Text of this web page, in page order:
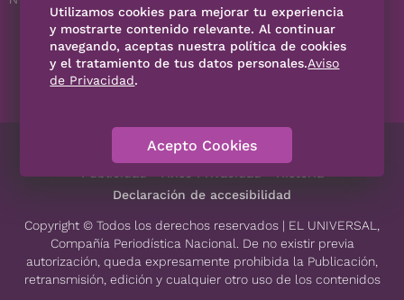
SÍGUENOS
Contáctanos Código de Ética
Declaración de accesibilidad
Copyright © Todos los derechos reservados | EL UNIVERSAL,
Compañía Periodística Nacional. De no existir previa
autorización, queda expresamente prohibida la Publicación,
retransmisión, edición y cualquier otro uso de los contenidos
Utilizamos cookies para mejorar tu experiencia
y mostrarte contenido relevante. Al continuar
navegando, aceptas nuestra política de cookies
y el tratamiento de tus datos personales.Aviso
de Privacidad.
Acepto Cookies